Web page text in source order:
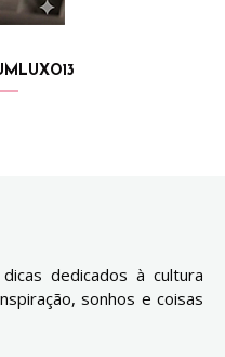
dedicados à cultura
sonhos e coisas